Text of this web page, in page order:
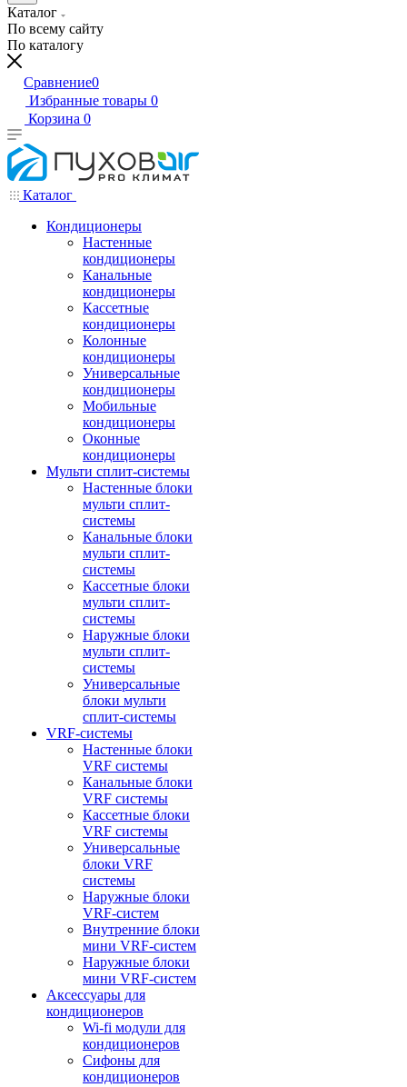
Каталог
По всему сайту
По каталогу
Сравнение0
Избранные товары 0
Корзина 0
Каталог
Кондиционеры
Настенные
кондиционеры
Канальные
кондиционеры
Кассетные
кондиционеры
Колонные
кондиционеры
Универсальные
кондиционеры
Мобильные
кондиционеры
Оконные
кондиционеры
Мульти сплит-системы
Настенные блоки
мульти сплит-
системы
Канальные блоки
мульти сплит-
системы
Кассетные блоки
мульти сплит-
системы
Наружные блоки
мульти сплит-
системы
Универсальные
блоки мульти
сплит-системы
VRF-системы
Настенные блоки
VRF системы
Канальные блоки
VRF системы
Кассетные блоки
VRF системы
Универсальные
блоки VRF
системы
Наружные блоки
VRF-систем
Внутренние блоки
мини VRF-систем
Наружные блоки
мини VRF-систем
Аксессуары для
кондиционеров
Wi-fi модули для
кондиционеров
Сифоны для
кондиционеров